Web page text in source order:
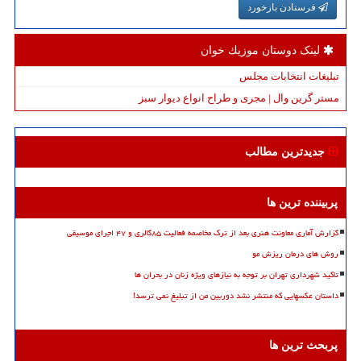
فرستادن بازخورد
لینک دوستان موزیك خوان
تبلیغات انتخابات مجلس
مستر گرین وال | مجری و طراح انواع دیوار سبز
جدیدترین مطالب
پربیننده ترین ها
گزارش آماری معاونت هنری بعد از ترک مخاصمه فعالیت ۸۵گالری و ۴۷ اجرای موسیقی
روش های درمان ریزش مو
تاکید شهرداری تهران بر توجه به نیازهای ویژه زنان در بحران ها
داستان عکسهایی که منتشر نشد دوربین من از تبلیغ نمی ترسد!
پربحث ترین ها